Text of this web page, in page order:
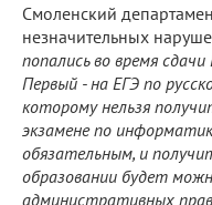
Смоленский
незначительных
попались во время
Первый - на ЕГЭ по
которому нельзя
экзамене по
обязательным, и
образовании будет
административных